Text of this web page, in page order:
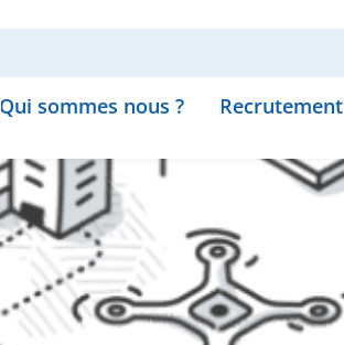
Qui sommes nous ? Recrutement